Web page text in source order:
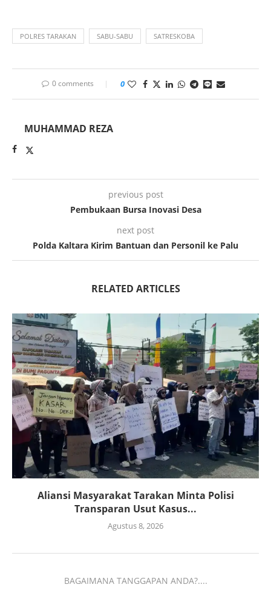
POLRES TARAKAN SABU-SABU SATRESKOBA
0 comments 0
MUHAMMAD REZA
previous post
Pembukaan Bursa Inovasi Desa
next post
Polda Kaltara Kirim Bantuan dan Personil ke Palu
RELATED ARTICLES
Aliansi Masyarakat Tarakan Minta Polisi
Transparan Usut Kasus...
Agustus 8, 2026
BAGAIMANA TANGGAPAN ANDA?....